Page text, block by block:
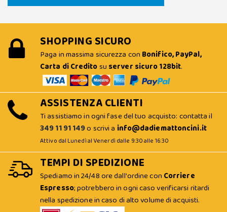
SHOPPING SICURO
Paga in massima sicurezza con Bonifico, PayPal,
Carta di Creditosu server sicuro 128bit.
ASSISTENZA CLIENTI
Ti assistiamo in ogni fase del tuo acquisto: contatta il
349 11 91 149o scrivi a info@dadiemattoncini.it
Attivo dal Lunedì al Venerdì dalle 9:30 alle 16:30
TEMPI DI SPEDIZIONE
Spediamo in 24/48 ore dall'ordine con Corriere
Espresso; potrebbero in ogni caso verificarsi ritardi
nella spedizione in caso di alto volume di acquisti.